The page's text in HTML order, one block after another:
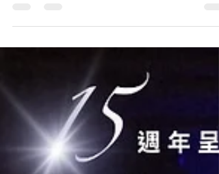
大家密切留意！ 關淑怡歌曲組 冠軍：梁碧君 一切